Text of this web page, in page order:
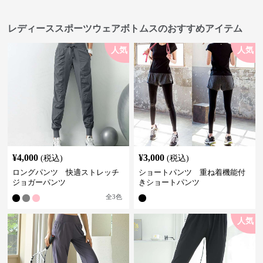
レディーススポーツウェアボトムスのおすすめアイテム
人気
¥4,000 (税込)
ロングパンツ 快適ストレッチ
ジョガーパンツ
全3色
人気
¥3,000 (税込)
ショートパンツ 重ね着機能付
きショートパンツ
人気